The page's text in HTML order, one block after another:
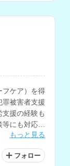
フケア）を得
被害者支援
援の経験も
にも対応さ
もっと見る
フォロー